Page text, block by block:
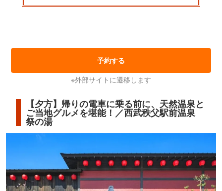
予約する
※外部サイトに遷移します
【夕方】帰りの電車に乗る前に、天然温泉と
ご当地グルメを堪能！／西武秩父駅前温泉
祭の湯